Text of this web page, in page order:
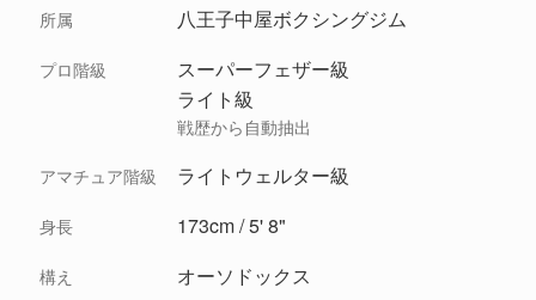
所属 八王子中屋ボクシングジム
プロ階級
スーパーフェザー級
ライト級
戦歴から自動抽出
アマチュア階級 ライトウェルター級
身長 173cm / 5' 8"
構え オーソドックス